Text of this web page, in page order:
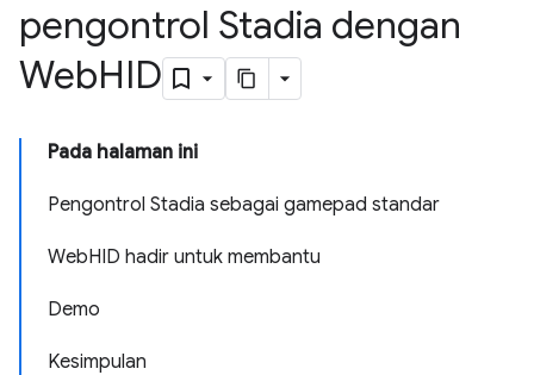
pengontrol Stadia dengan
WebHID
Pada halaman ini
Pengontrol Stadia sebagai gamepad standar
WebHID hadir untuk membantu
Demo
Kesimpulan